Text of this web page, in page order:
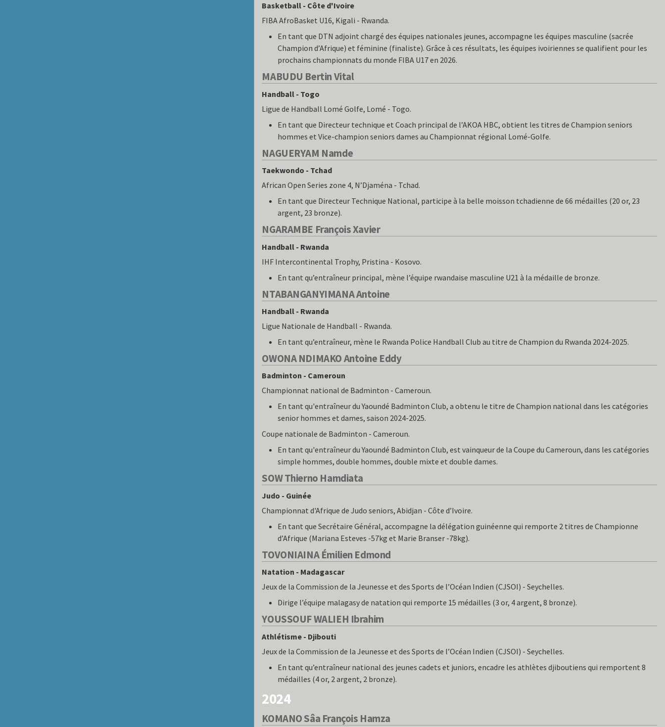
Basketball - Côte d'Ivoire
FIBA AfroBasket U16, Kigali - Rwanda.
En tant que DTN adjoint chargé des équipes nationales jeunes, accompagne les équipes masculine (sacrée
Champion d’Afrique) et féminine (finaliste). Grâce à ces résultats, les équipes ivoiriennes se qualifient pour les
prochains championnats du monde FIBA U17 en 2026.
MABUDU Bertin Vital
Handball - Togo
Ligue de Handball Lomé Golfe, Lomé - Togo.
En tant que Directeur technique et Coach principal de l’AKOA HBC, obtient les titres de Champion seniors
hommes et Vice-champion seniors dames au Championnat régional Lomé-Golfe.
NAGUERYAM Namde
Taekwondo - Tchad
African Open Series zone 4, N’Djaména - Tchad.
En tant que Directeur Technique National, participe à la belle moisson tchadienne de 66 médailles (20 or, 23
argent, 23 bronze).
NGARAMBE François Xavier
Handball - Rwanda
IHF Intercontinental Trophy, Pristina - Kosovo.
En tant qu’entraîneur principal, mène l’équipe rwandaise masculine U21 à la médaille de bronze.
NTABANGANYIMANA Antoine
Handball - Rwanda
Ligue Nationale de Handball - Rwanda.
En tant qu’entraîneur, mène le Rwanda Police Handball Club au titre de Champion du Rwanda 2024-2025.
OWONA NDIMAKO Antoine Eddy
Badminton - Cameroun
Championnat national de Badminton - Cameroun.
En tant qu'entraîneur du Yaoundé Badminton Club, a obtenu le titre de Champion national dans les catégories
senior hommes et dames, saison 2024-2025.
Coupe nationale de Badminton - Cameroun.
En tant qu'entraîneur du Yaoundé Badminton Club, est vainqueur de la Coupe du Cameroun, dans les catégories
simple hommes, double hommes, double mixte et double dames.
SOW Thierno Hamdiata
Judo - Guinée
Championnat d'Afrique de Judo seniors, Abidjan - Côte d’Ivoire.
En tant que Secrétaire Général, accompagne la délégation guinéenne qui remporte 2 titres de Championne
d’Afrique (Mariana Esteves -57kg et Marie Branser -78kg).
TOVONIAINA Émilien Edmond
Natation - Madagascar
Jeux de la Commission de la Jeunesse et des Sports de l’Océan Indien (CJSOI) - Seychelles.
Dirige l’équipe malagasy de natation qui remporte 15 médailles (3 or, 4 argent, 8 bronze).
YOUSSOUF WALIEH Ibrahim
Athlétisme - Djibouti
Jeux de la Commission de la Jeunesse et des Sports de l’Océan Indien (CJSOI) - Seychelles.
En tant qu’entraîneur national des jeunes cadets et juniors, encadre les athlètes djiboutiens qui remportent 8
médailles (4 or, 2 argent, 2 bronze).
2024
KOMANO Sâa François Hamza